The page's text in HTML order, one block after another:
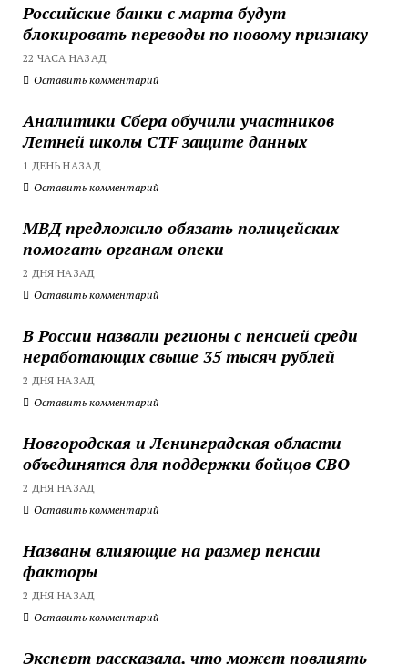
Российские банки с марта будут
блокировать переводы по новому признаку
22 ЧАСА НАЗАД
Оставить комментарий
Аналитики Сбера обучили участников
Летней школы CTF защите данных
1 ДЕНЬ НАЗАД
Оставить комментарий
МВД предложило обязать полицейских
помогать органам опеки
2 ДНЯ НАЗАД
Оставить комментарий
В России назвали регионы с пенсией среди
неработающих свыше 35 тысяч рублей
2 ДНЯ НАЗАД
Оставить комментарий
Новгородская и Ленинградская области
объединятся для поддержки бойцов СВО
2 ДНЯ НАЗАД
Оставить комментарий
Названы влияющие на размер пенсии
факторы
2 ДНЯ НАЗАД
Оставить комментарий
Эксперт рассказала, что может повлиять